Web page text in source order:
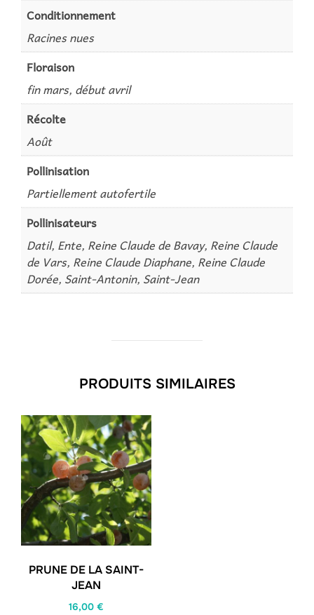
Conditionnement
Racines nues
Floraison
fin mars, début avril
Récolte
Août
Pollinisation
Partiellement autofertile
Pollinisateurs
Datil, Ente, Reine Claude de Bavay, Reine Claude
de Vars, Reine Claude Diaphane, Reine Claude
Dorée, Saint-Antonin, Saint-Jean
PRODUITS SIMILAIRES
PRUNE DE LA SAINT-
JEAN
16,00€